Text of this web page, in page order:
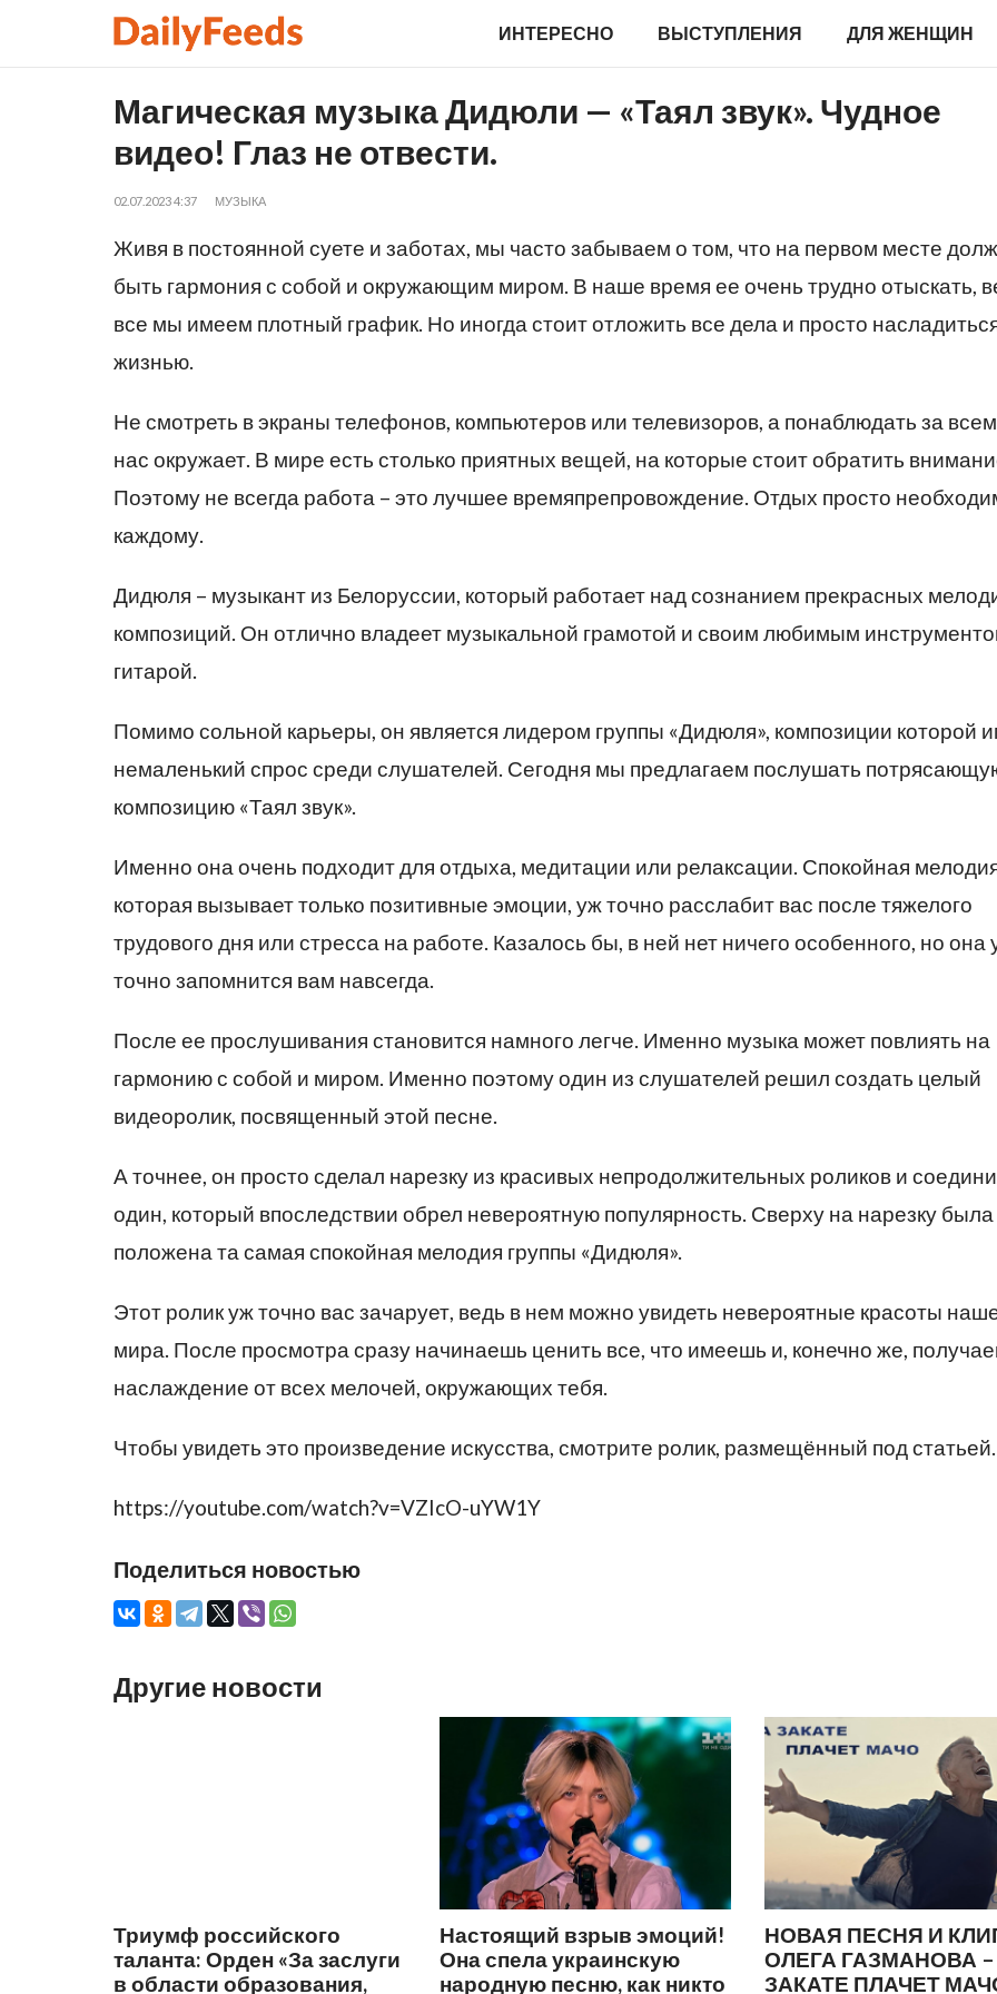
ИНТЕРЕСНО ВЫСТУПЛЕНИЯ ДЛЯ ЖЕНЩИН
Магическая музыка Дидюли — «Таял звук». Чудное
видео! Глаз не отвести.
02.07.2023 4:37 МУЗЫКА
Живя в постоянной суете и заботах, мы часто забываем о том, что на первом месте
быть гармония с собой и окружающим миром. В наше время ее очень трудно отыскать,
все мы имеем плотный график. Но иногда стоит отложить все дела и просто
жизнью.
Не смотреть в экраны телефонов, компьютеров или телевизоров, а понаблюдать за
нас окружает. В мире есть столько приятных вещей, на которые стоит обратить
Поэтому не всегда работа – это лучшее времяпрепровождение. Отдых просто
каждому.
Дидюля – музыкант из Белоруссии, который работает над сознанием прекрасных
композиций. Он отлично владеет музыкальной грамотой и своим любимым
гитарой.
Помимо сольной карьеры, он является лидером группы «Дидюля», композиции которой
немаленький спрос среди слушателей. Сегодня мы предлагаем послушать
композицию «Таял звук».
Именно она очень подходит для отдыха, медитации или релаксации. Спокойная
которая вызывает только позитивные эмоции, уж точно расслабит вас после тяжелого
трудового дня или стресса на работе. Казалось бы, в ней нет ничего особенного, но она
точно запомнится вам навсегда.
После ее прослушивания становится намного легче. Именно музыка может повлиять на
гармонию с собой и миром. Именно поэтому один из слушателей решил создать целый
видеоролик, посвященный этой песне.
А точнее, он просто сделал нарезку из красивых непродолжительных роликов и
один, который впоследствии обрел невероятную популярность. Сверху на нарезку была
положена та самая спокойная мелодия группы «Дидюля».
Этот ролик уж точно вас зачарует, ведь в нем можно увидеть невероятные красоты
мира. После просмотра сразу начинаешь ценить все, что имеешь и, конечно же,
наслаждение от всех мелочей, окружающих тебя.
Чтобы увидеть это произведение искусства, смотрите ролик, размещённый под статьей.
https://youtube.com/watch?v=VZIcO-uYW1Y
Поделиться новостью
Другие новости
Триумф российского
таланта: Орден «За заслуги
в области образования,
Настоящий взрыв эмоций!
Она спела украинскую
народную песню, как никто
НОВАЯ ПЕСНЯ И
ОЛЕГА ГАЗМАНОВА –
ЗАКАТЕ ПЛАЧЕТ